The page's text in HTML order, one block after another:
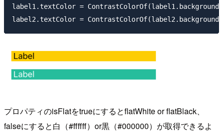
label1.textColor =
プロパティのisFlatをtrueにするとflatWhite or flatBlack、
falseにすると白（#ffffff）or黒（#000000）が取得できるよ